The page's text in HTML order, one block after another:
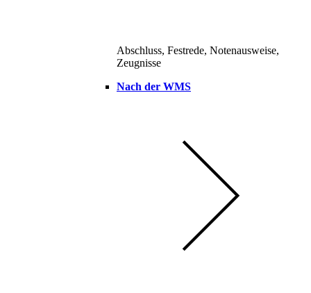
Abschluss, Festrede, Notenausweise,
Zeugnisse
Nach der WMS